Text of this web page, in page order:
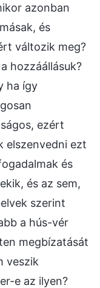
azonban
és
változik meg?
hozzáállásuk?
ha így
ezért
elszenvedni ezt
és
és az sem,
szerint
a hús-vér
megbízatását
veszik
e az ilyen?